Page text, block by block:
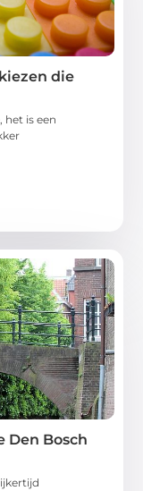
die
het is een
Den Bosch